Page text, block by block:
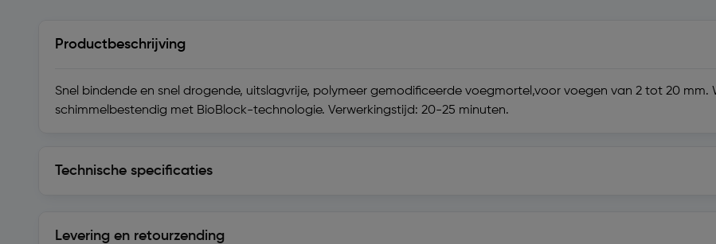
Productbeschrijving
Snel bindende en snel drogende, uitslagvrije, polymeer gemodificeerde voegmortel,voor voegen van 2 tot 20
schimmelbestendig met BioBlock-technologie. Verwerkingstijd: 20-25 minuten.
Technische specificaties
Levering en retourzending